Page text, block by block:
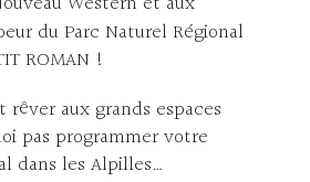
du Parc Naturel Régional
ROMAN !
rêver aux grands espaces
pas programmer votre
dans les Alpilles…